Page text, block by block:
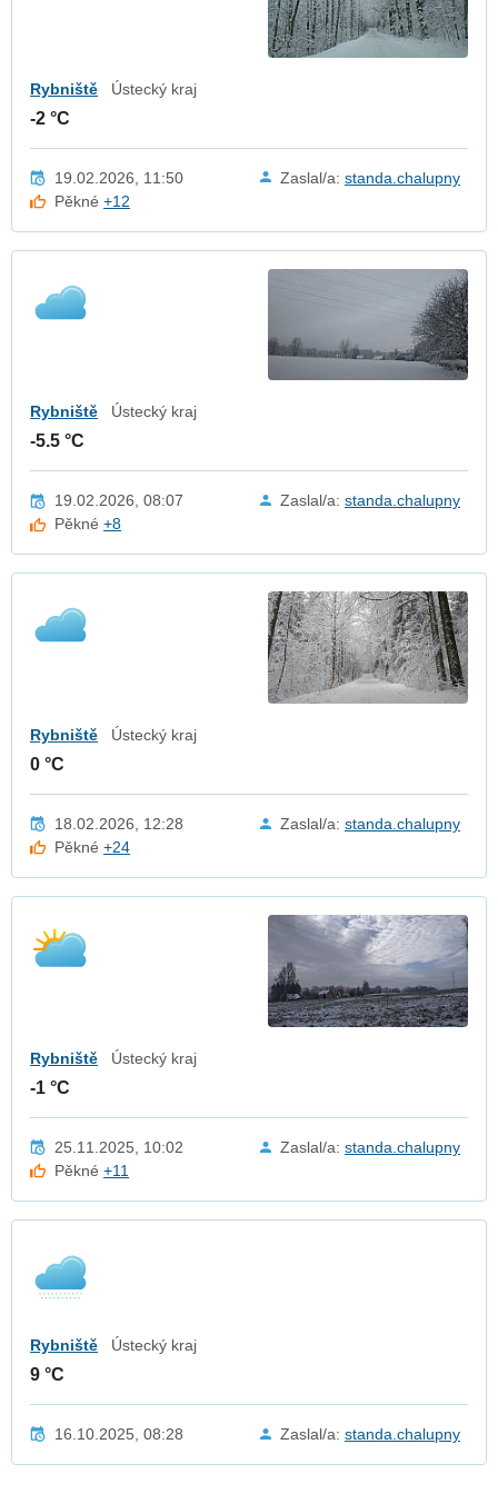
Rybniště Ústecký kraj
-2 °C
19.02.2026, 11:50 Zaslal/a: standa.chalupny
Pěkné+12
Rybniště Ústecký kraj
-5.5 °C
19.02.2026, 08:07 Zaslal/a: standa.chalupny
Pěkné+8
Rybniště Ústecký kraj
0 °C
18.02.2026, 12:28 Zaslal/a: standa.chalupny
Pěkné+24
Rybniště Ústecký kraj
-1 °C
25.11.2025, 10:02 Zaslal/a: standa.chalupny
Pěkné+11
Rybniště Ústecký kraj
9 °C
16.10.2025, 08:28 Zaslal/a: standa.chalupny